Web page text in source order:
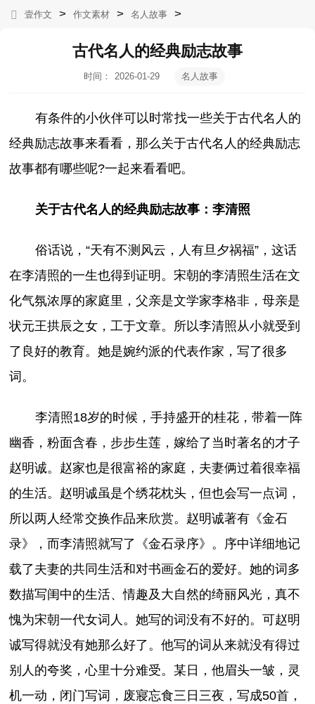
壹作文 > 作文素材 > 名人故事 >
古代名人的经典励志故事
时间：
2026-01-29
名人故事
有条件的小伙伴可以时常找一些关于古代名人的
经典励志故事来看看，那么关于古代名人的经典励志
故事都有哪些呢?一起来看看吧。
关于古代名人的经典励志故事：李清照
俗话说，“天有不测风云，人有旦夕祸福”，这话
在李清照的一生也得到证明。宋朝的李清照生活在文
化气氛浓厚的家庭里，父亲是文学家李格非，母亲是
状元王拱辰之女，工于文章。所以李清照从小就受到
了良好的教育。她是婉约派的代表作家，写了很多
词。
李清照18岁的时候，手持盛开的桂花，带着一阵
幽香，粉面含春，步步生莲，嫁给了当时著名的才子
赵明诚。赵家也是很富裕的家庭，夫妻俩过着很幸福
的生活。赵明诚虽是个绣花枕头，但也会写一点词，
所以两人经常交换作品来欣赏。赵明诚著有《金石
录》，而李清照就写了《金石录序》。序中详细地记
载了夫妻的共同生活和对书画金石的爱好。她的词多
数描写闺中的生活、情趣及大自然的绮丽风光，真不
愧为宋朝一代女词人。她写的词没有不好的。可赵明
诚写得就没有她那么好了。他写的词从来就没有得过
别人的夸奖，心里十分难受。某日，他眉头一皱，灵
机一动，闭门写词，废寢忘食三日三夜，写成50首，